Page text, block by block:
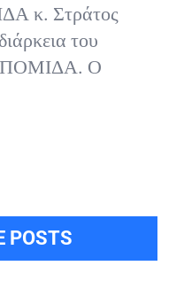
κ. Στράτος
του
ΠΟΜΙΔΑ. Ο
POSTS